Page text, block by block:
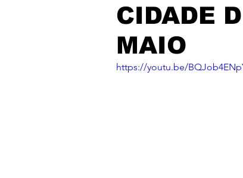
CIDADE
MAIO
https://youtu.be/